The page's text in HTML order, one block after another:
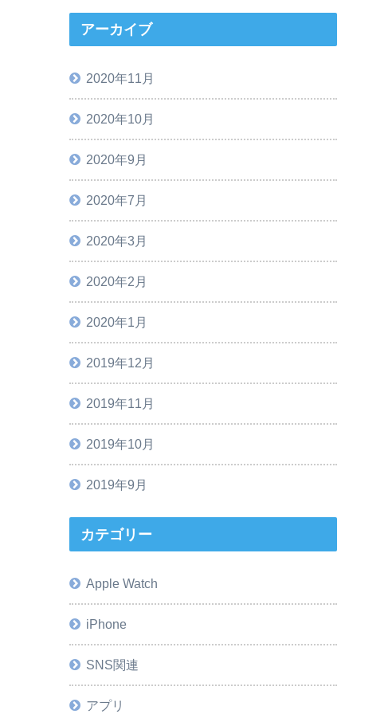
アーカイブ
2020年11月
2020年10月
2020年9月
2020年7月
2020年3月
2020年2月
2020年1月
2019年12月
2019年11月
2019年10月
2019年9月
カテゴリー
Apple Watch
iPhone
SNS関連
アプリ